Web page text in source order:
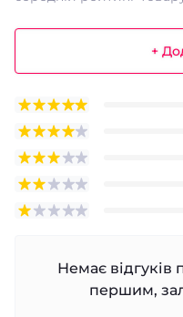
+
Немає відгуків
першим,